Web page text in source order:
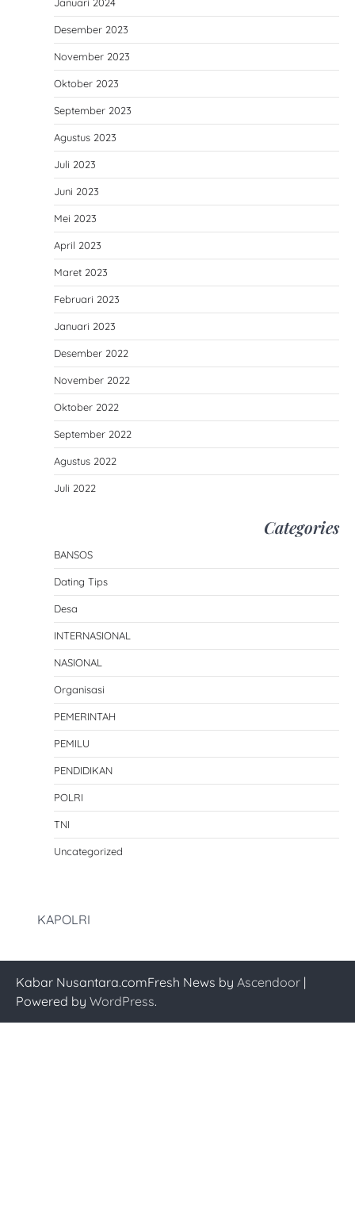
Desember 2023
November 2023
Oktober 2023
September 2023
Agustus 2023
Juli 2023
Juni 2023
Mei 2023
April 2023
Maret 2023
Februari 2023
Januari 2023
Desember 2022
November 2022
Oktober 2022
September 2022
Agustus 2022
Juli 2022
Categories
BANSOS
Dating Tips
Desa
INTERNASIONAL
NASIONAL
Organisasi
PEMERINTAH
PEMILU
PENDIDIKAN
POLRI
TNI
Uncategorized
KAPOLRI
Kabar Nusantara.comFresh News by Ascendoor |
Powered by WordPress.